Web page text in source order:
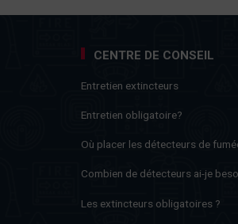
CENTRE DE CONSEIL
Entretien extincteurs
Entretien obligatoire?
Où placer les détecteurs de
Combien de détecteurs ai-je
Les extincteurs obligatoires ?